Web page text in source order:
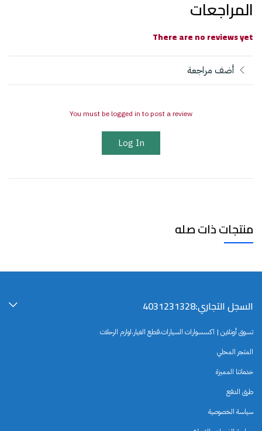
المراجعات
There are no reviews yet
أضف مراجعة
You must be logged in to post a review
Log In
منتجات ذات صله
السجل التجاري:4031231328
تسوق أونلاين | اكسسوارات السيارات،قطع الغيار،لوازم الرحلات
المتجر المحلي
خدماتنا المميزة
طرق الدفع
سياسة الخصوصية